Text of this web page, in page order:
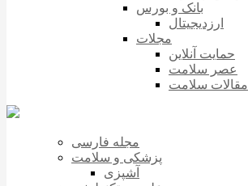
بانک و بورس
ارزدیجیتال
مجلات
حمایت آنلاین
عصر سلامت
مقالات سلامت
مجله فارسی
پزشکی و سلامت
آشپزی